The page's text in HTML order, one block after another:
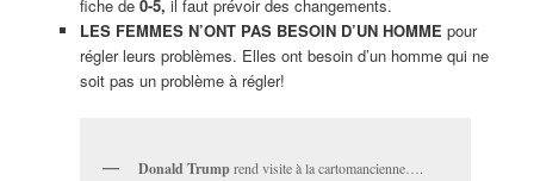
fiche de 0-5, il faut prévoir des changements.
LES FEMMES N’ONT PAS BESOIN D’UN HOMME pour
régler leurs problèmes. Elles ont besoin d’un homme qui ne
soit pas un problème à régler!
Donald Trumprend visite à la cartomancienne….